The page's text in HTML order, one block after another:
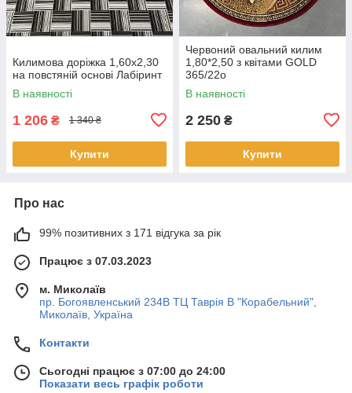
Килимова доріжка 1,60х2,30
на повстяній основі Лабіринт
В наявності
1 206 ₴ 1 340 ₴
Купити
Червоний овальний килим
1,80*2,50 з квітами GOLD
365/22о
В наявності
2 250 ₴
Купити
Про нас
99% позитивних з 171 відгука за рік
Працює з 07.03.2023
м. Миколаїв
пр. Богоявленський 234В ТЦ Таврія В "Корабельний",
Миколаїв, Україна
Контакти
Сьогодні працює з 07:00 до 24:00
Показати весь графік роботи